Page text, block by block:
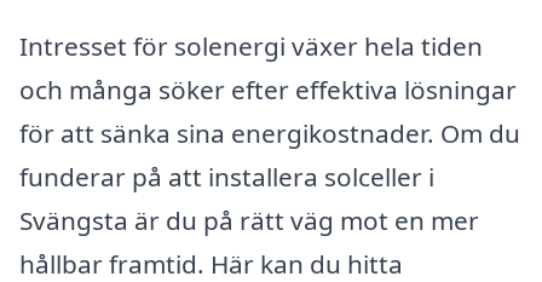
Intresset för solenergi växer hela tiden
och många söker efter effektiva lösningar
för att sänka sina energikostnader. Om du
funderar på att installera solceller i
Svängsta är du på rätt väg mot en mer
hållbar framtid. Här kan du hitta